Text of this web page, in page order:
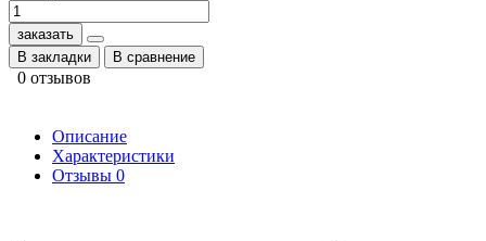
заказать
В закладки
В сравнение
0 отзывов
Описание
Характеристики
Отзывы 0